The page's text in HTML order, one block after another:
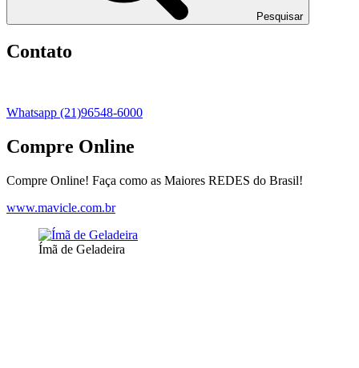
Pesquisar
Contato
Whatsapp (21)96548-6000
Compre Online
Compre Online! Faça como as Maiores REDES do Brasil!
www.mavicle.com.br
Ímã de Geladeira